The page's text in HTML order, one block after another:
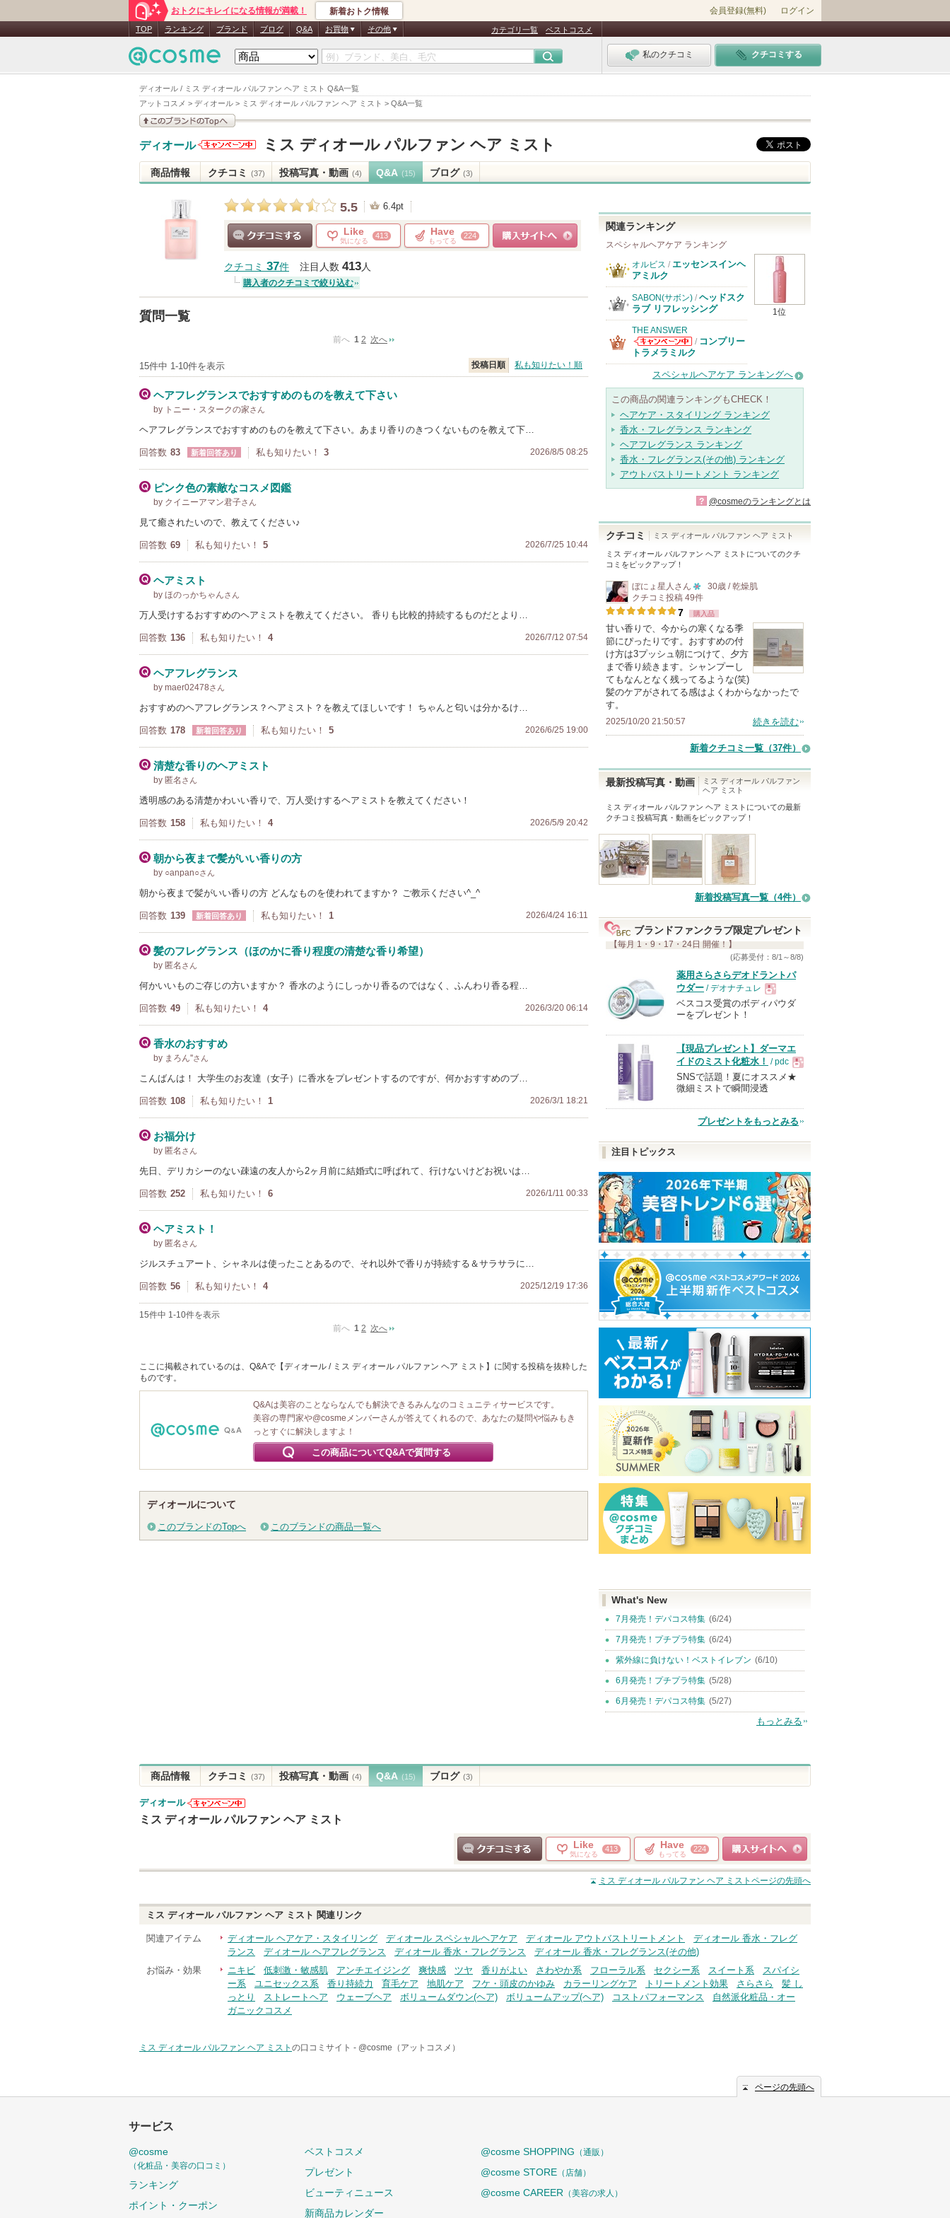
ディオール / ミス ディオール パルファン ヘア ミスト Q&A一覧
アットコスメ > ディオール > ミス ディオール パルファン ヘア ミスト > Q&A一覧
おトクにキレイになる情報が満載！ 新着おトク情報 会員登録(無料) ログイン
TOP ランキング ブランド ブログ Q&A お買物 その他 カテゴリ一覧 ベストコスメ
私のクチコミ クチコミする
ディオール
からのお知
らせがあり
ミス ディオール パルファン ヘア ミスト
商品情報 クチコミ (37) 投稿写真・動画 (4) Q&A (15) ブログ (3)
5.5 6.4pt
Like
気になる
413 Have
もってる
224
クチコミ 37件 注目人数 413人
購入者のクチコミで絞り込む
質問一覧
前へ 1 2 次へ
15件中 1-10件を表示 投稿日順 私も知りたい！順
ヘアフレグランスでおすすめのものを教えて下さい
by トニー・スタークの家さん
ヘアフレグランスでおすすめのものを教えて下さい。あまり香りのきつくないものを教えて下…
回答数 83 新着回答あり 私も知りたい！ 3 2026/8/5 08:25
ピンク色の素敵なコスメ図鑑
by クイニーアマン君子さん
見て癒されたいので、教えてください♪
回答数 69 私も知りたい！ 5 2026/7/25 10:44
ヘアミスト
by ほのっかちゃんさん
万人受けするおすすめのヘアミストを教えてください。 香りも比較的持続するものだとより…
回答数 136 私も知りたい！ 4 2026/7/12 07:54
ヘアフレグランス
by maer02478さん
おすすめのヘアフレグランス？ヘアミスト？を教えてほしいです！ ちゃんと匂いは分かるけ…
回答数 178 新着回答あり 私も知りたい！ 5 2026/6/25 19:00
清楚な香りのヘアミスト
by 匿名 さん
透明感のある清楚かわいい香りで、万人受けするヘアミストを教えてください！
回答数 158 私も知りたい！ 4 2026/5/9 20:42
朝から夜まで髪がいい香りの方
by ○anpan○さん
朝から夜まで髪がいい香りの方 どんなものを使われてますか？ ご教示ください^_^
回答数 139 新着回答あり 私も知りたい！ 1 2026/4/24 16:11
髪のフレグランス（ほのかに香り程度の清楚な香り希望）
by 匿名 さん
何かいいものご存じの方いますか？ 香水のようにしっかり香るのではなく、ふんわり香る程…
回答数 49 私も知りたい！ 4 2026/3/20 06:14
香水のおすすめ
by まろん''さん
こんばんは！ 大学生のお友達（女子）に香水をプレゼントするのですが、何かおすすめのブ…
回答数 108 私も知りたい！ 1 2026/3/1 18:21
お福分け
by 匿名 さん
先日、デリカシーのない疎遠の友人から2ヶ月前に結婚式に呼ばれて、行けないけどお祝いは…
回答数 252 私も知りたい！ 6 2026/1/11 00:33
ヘアミスト！
by 匿名 さん
ジルスチュアート、シャネルは使ったことあるので、それ以外で香りが持続する＆サラサラに…
回答数 56 私も知りたい！ 4 2025/12/19 17:36
15件中 1-10件を表示
前へ 1 2 次へ
ここに掲載されているのは、Q&Aで【ディオール / ミス ディオール パルファン ヘア ミスト】に関する投稿を抜粋した
ものです。
Q&Aは美容のことならなんでも解決できるみんなのコミュニティサービスです。
美容の専門家や@cosmeメンバーさんが答えてくれるので、あなたの疑問や悩みもき
っとすぐに解決しますよ！
この商品についてQ&Aで質問する
ディオールについて
このブランドのTopへ このブランドの商品一覧へ
関連ランキング
スペシャルヘアケア ランキング
1位
オルビス / エッセンスインヘ
アミルク
SABON(サボン) / ヘッドスク
ラブ リフレッシング
THE ANSWER
THE ANSWER
からのお知らせ
があります
/ コンプリー
トラメラミルク
スペシャルヘアケア ランキングへ
この商品の関連ランキングもCHECK！
ヘアケア・スタイリング ランキング
香水・フレグランス ランキング
ヘアフレグランス ランキング
香水・フレグランス(その他) ランキング
アウトバストリートメント ランキング
? @cosmeのランキングとは
クチコミ ミス ディオール パルファン ヘア ミスト
ミス ディオール パルファン ヘア ミスト についてのクチ
コミをピックアップ！
ぼにょ星人 さん
10
人
以
上
の
メ
ン
ー
に
お
気
入
り
録
さ
れ
て
い
す
30歳 / 乾燥肌
クチコミ投稿 49件
7 購入品
甘い香りで、今からの寒くなる季
節にぴったりです。おすすめの付
け方は3プッシュ朝につけて、夕方
まで香り続きます。シャンプーし
てもなんとなく残ってるような(笑)
髪のケアがされてる感はよくわからなかったで
す。
2025/10/20 21:50:57 続きを読む
新着クチコミ一覧 （37件）
最新投稿写真・動画
ミス ディオール パルファン
ヘア ミスト
ミス ディオール パルファン ヘア ミスト についての最新
クチコミ投稿写真・動画をピックアップ！
新着投稿写真一覧（4件）
ブランドファンクラブ限定プレゼント
【毎月 1・9・17・24日 開催！】
(応募受付：8/1～8/8)
薬用さらさらデオドラントパ
ウダー / デオナチュレ
現
品
ベスコス受賞のボディパウダ
ーをプレゼント！
【現品プレゼント】ダーマエ
イドのミスト化粧水！ / pdc
現
品
SNSで話題！夏にオススメ★
微細ミストで瞬間浸透
プレゼントをもっとみる
注目トピックス
What's New
7月発売！デパコス特集 (6/24)
7月発売！プチプラ特集 (6/24)
紫外線に負けない！ベストイレブン (6/10)
6月発売！プチプラ特集 (5/28)
6月発売！デパコス特集 (5/27)
もっとみる
商品情報 クチコミ (37) 投稿写真・動画 (4) Q&A (15) ブログ (3)
ディオール
ディオールか
ミス ディオール パルファン ヘア ミスト
クチコミする
Like
気になる
413 Have
もってる
224
ショッピングサイト
へ
ミス ディオール パルファン ヘア ミスト ページの先頭へ
ミス ディオール パルファン ヘア ミスト 関連リンク
関連アイテム ディオール ヘアケア・スタイリング ディオール スペシャルヘアケア ディオール アウトバストリートメント
ディオール 香水・フレグ
ランス
ディオール ヘアフレグランス ディオール 香水・フレグランス
ディオール 香水・フレグランス(その他)
お悩み・効果
ニキビ 低刺激・敏感肌 アンチエイジング 爽快感 ツヤ 香りがよい さわやか系 フローラル系 セクシー系 スイート系
スパイシ
ー系
ユニセックス系 香り持続力 育毛ケア 地肌ケア フケ・頭皮のかゆみ カラーリングケア トリートメント効果 さらさら
髪 し
っとり
ストレートヘア ウェーブヘア ボリュームダウン(ヘア) ボリュームアップ(ヘア) コストパフォーマンス
自然派化粧品・オー
ガニックコスメ
ミス ディオール パルファン ヘア ミスト の口コミサイト - @cosme（アットコスメ）
ページの先頭へ
サービス
@cosme
（化粧品・美容の口コミ）
ランキング
ポイント・クーポン
ベストコスメ
プレゼント
ビューティニュース
新商品カレンダー
@cosme SHOPPING （通販）
@cosme STORE （店舗）
@cosme CAREER （美容の求人）